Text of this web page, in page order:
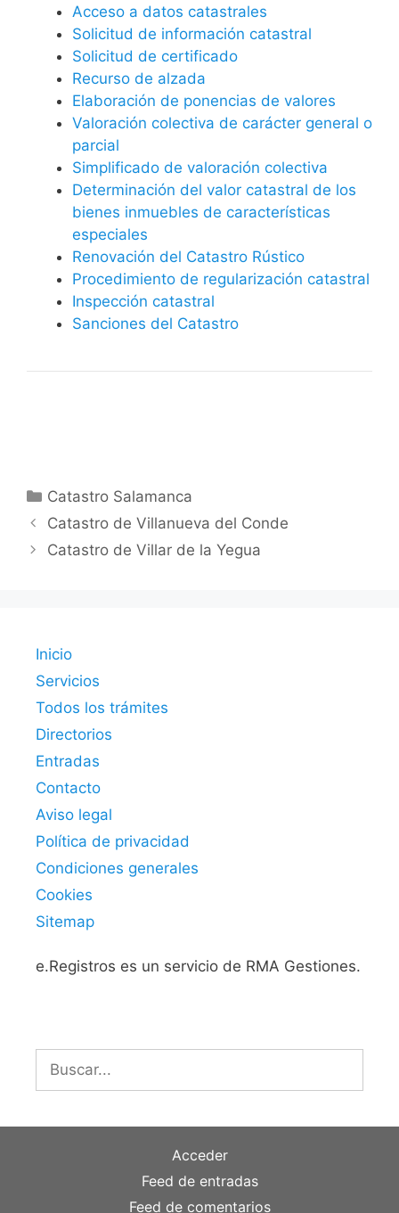
Acceso a datos catastrales
Solicitud de información catastral
Solicitud de certificado
Recurso de alzada
Elaboración de ponencias de valores
Valoración colectiva de carácter general o
parcial
Simplificado de valoración colectiva
Determinación del valor catastral de los
bienes inmuebles de características
especiales
Renovación del Catastro Rústico
Procedimiento de regularización catastral
Inspección catastral
Sanciones del Catastro
Categorías
Catastro Salamanca
Catastro de Villanueva del Conde
Catastro de Villar de la Yegua
Inicio
Servicios
Todos los trámites
Directorios
Entradas
Contacto
Aviso legal
Política de privacidad
Condiciones generales
Cookies
Sitemap
e.Registros es un servicio de RMA Gestiones.
Acceder
Feed de entradas
Feed de comentarios